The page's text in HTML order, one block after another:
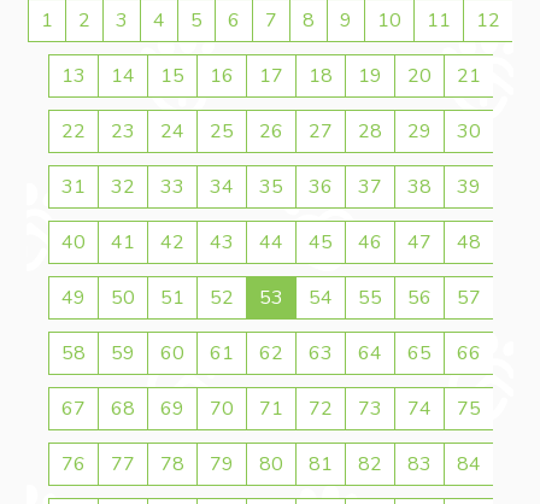
1 2 3 4 5 6 7 8 9 10 11 12
13 14 15 16 17 18 19 20 21
22 23 24 25 26 27 28 29 30
31 32 33 34 35 36 37 38 39
40 41 42 43 44 45 46 47 48
49 50 51 52 53 54 55 56 57
58 59 60 61 62 63 64 65 66
67 68 69 70 71 72 73 74 75
76 77 78 79 80 81 82 83 84